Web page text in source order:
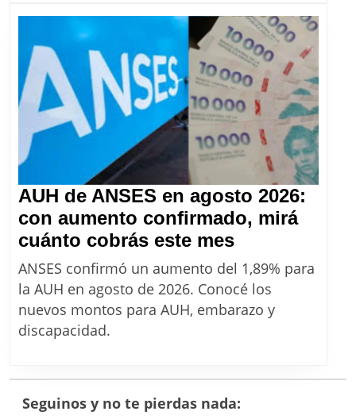
cómo
aprovechar
las
18
cuotas
sin
interés
AUH de ANSES en agosto 2026:
con aumento confirmado, mirá
cuánto cobrás este mesAUH
de
ANSES
en
ANSES confirmó un aumento del 1,89% para
la AUH en agosto de 2026. Conocé los
nuevos montos para AUH, embarazo y
discapacidad.
Seguinos y no te pierdas nada: